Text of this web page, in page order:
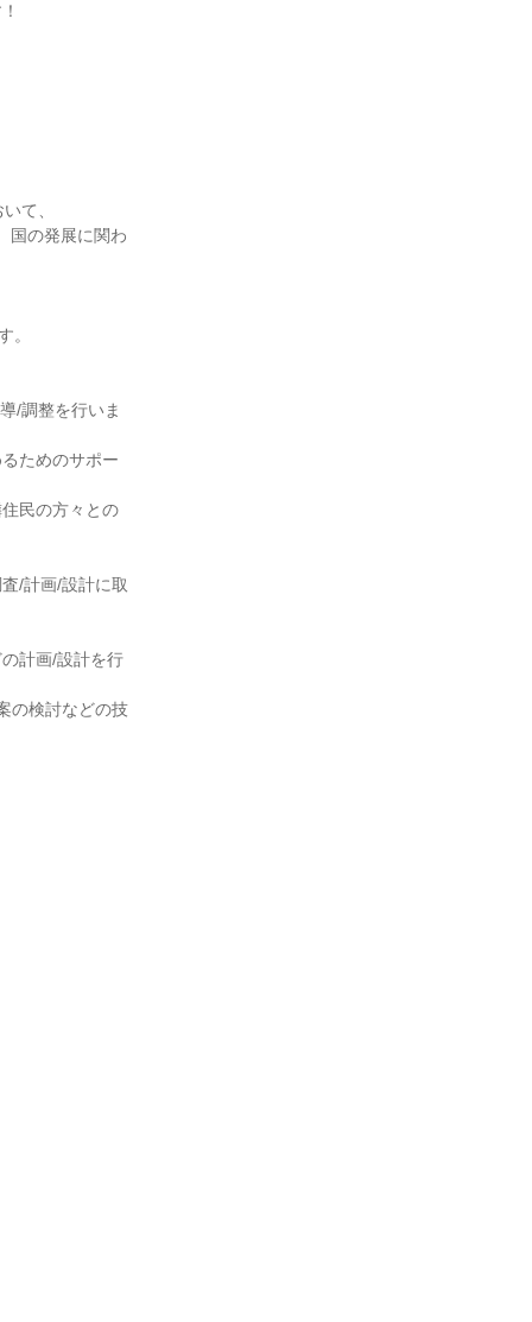
て、
国の発展に関わ
。
/調整を行いま
ためのサポー
民の方々との
/計画/設計に取
計画/設計を行
の検討などの技